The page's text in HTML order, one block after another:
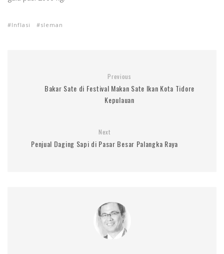
Inflasi sleman
Previous
Bakar Sate di Festival Makan Sate Ikan Kota Tidore
Kepulauan
Next
Penjual Daging Sapi di Pasar Besar Palangka Raya